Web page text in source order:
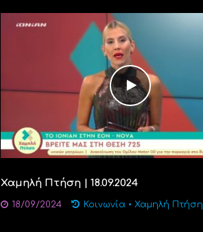
Χαμηλή Πτήση | 18.09.2024
18/09/2024 Κοινωνία • Χαμηλή Πτήση